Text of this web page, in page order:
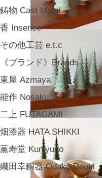
鋳物 Cast Metal
香 Insence
その他工芸 e.t.c
《ブランド》Brands
東屋 Azmaya
能作 Nosaku
二上 FUTAGAMI
畑漆器 HATA SHIKKI
薫寿堂 Kunjyudo
織田幸銅器 Odako Douki